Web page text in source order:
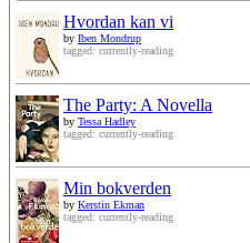
Hvordan kan vi
by Iben Mondrup
tagged: currently-reading
The Party: A Novella
by Tessa Hadley
tagged: currently-reading
Min bokverden
by Kerstin Ekman
tagged: currently-reading